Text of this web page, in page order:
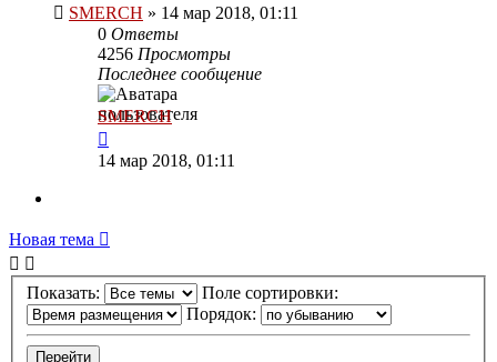
SMERCH » 14 мар 2018, 01:11
0 Ответы
4256 Просмотры
Последнее сообщение
SMERCH
14 мар 2018, 01:11
Новая тема
Показать:
Поле сортировки:
Порядок: